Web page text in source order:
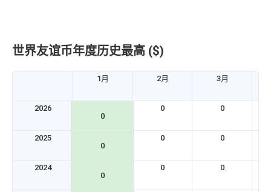
世界友谊币年度历史最高 ($)
1月 2月 3月
2026
0
0 0
2025
0
0 0
2024
0
0 0